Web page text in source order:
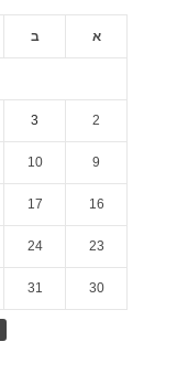
א ב
2
3
9
10
16
17
23
24
30
31